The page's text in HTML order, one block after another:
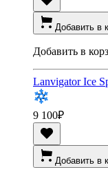
Добавить в
Добавить в
Lanvigator Ice
9 100₽
Добавить в